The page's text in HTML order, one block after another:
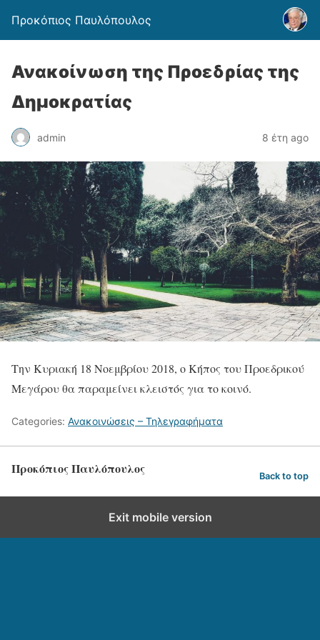
Προκόπιος Παυλόπουλος
Ανακοίνωση της Προεδρίας της
Δημοκρατίας
admin 8 έτη ago
Την Κυριακή 18 Νοεμβρίου 2018, ο Κήπος του Προεδρικού
Μεγάρου θα παραμείνει κλειστός για το κοινό.
Categories: Ανακοινώσεις – Τηλεγραφήματα
Προκόπιος Παυλόπουλος Back to top
Exit mobile version